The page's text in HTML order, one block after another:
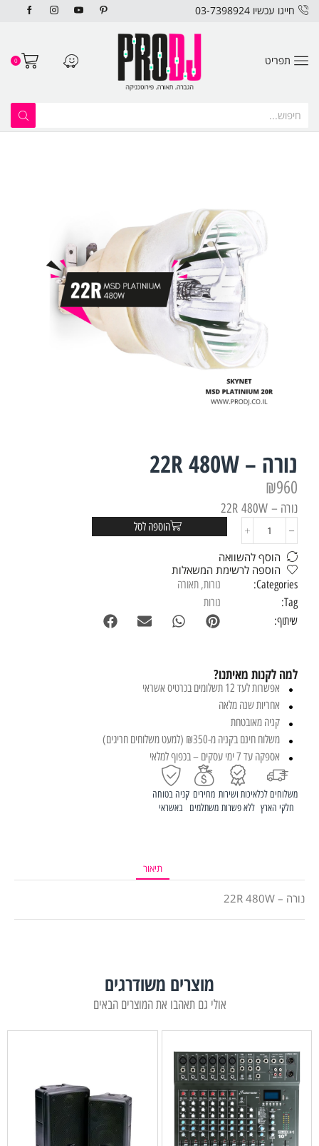
חייגו עכשיו 03-7398924
תפריט 0
נורה – 22R 480W
₪960
נורה – 22R 480W
הוספה לסל
הוסף להשוואה
הוספה לרשימת המשאלות
Categories: נורות, תאורה
Tag:
נורות
שיתוף:
למה לקנות מאיתנו?
אפשרות לעד 12 תשלומים בכרטיס אשראי
אחריות שנה מלאה
קניה מאובטחת
משלוח חינם בקניה מ-₪350 (למעט משלוחים חריגים)
אספקה עד 7 ימי עסקים – בכפוף למלאי
משלוחים לכל
חלקי הארץ
איכות ושירות
ללא פשרות
מחירים
משתלמים
קניה בטוחה
באשראי
תיאור
נורה – 22R 480W
מוצרים משודרגים
אולי גם תאהבו את המוצרים הבאים